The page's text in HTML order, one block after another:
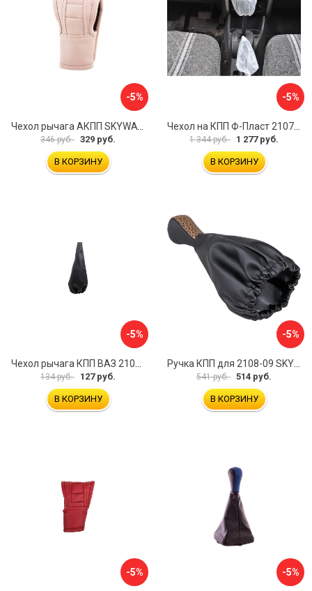
-5%
346 руб. 329 руб.
В КОРЗИНУ
-5%
1 344 руб. 1 277 руб.
В КОРЗИНУ
-5%
Чехол рычага КПП ВАЗ 2101-07 SKYWAY S06201011
134 руб. 127 руб.
В КОРЗИНУ
-5%
Ручка КПП для 2108-09 SKYWAY S06202012
541 руб. 514 руб.
В КОРЗИНУ
-5% -5%